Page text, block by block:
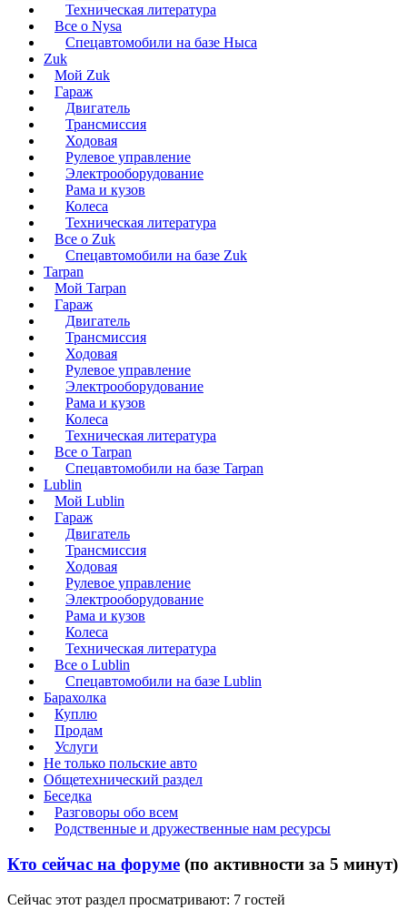
Техническая литература
Все о Nysa
Спецавтомобили на базе Ныса
Zuk
Мой Zuk
Гараж
Двигатель
Трансмиссия
Ходовая
Рулевое управление
Электрооборудование
Рама и кузов
Колеса
Техническая литература
Все о Zuk
Спецавтомобили на базе Zuk
Tarpan
Мой Tarpan
Гараж
Двигатель
Трансмиссия
Ходовая
Рулевое управление
Электрооборудование
Рама и кузов
Колеса
Техническая литература
Все о Tarpan
Спецавтомобили на базе Tarpan
Lublin
Мой Lublin
Гараж
Двигатель
Трансмиссия
Ходовая
Рулевое управление
Электрооборудование
Рама и кузов
Колеса
Техническая литература
Все о Lublin
Спецавтомобили на базе Lublin
Барахолка
Куплю
Продам
Услуги
Не только польские авто
Общетехнический раздел
Беседка
Разговоры обо всем
Родственные и дружественные нам ресурсы
Кто сейчас на форуме (по активности за 5 минут)
Сейчас этот раздел просматривают: 7 гостей